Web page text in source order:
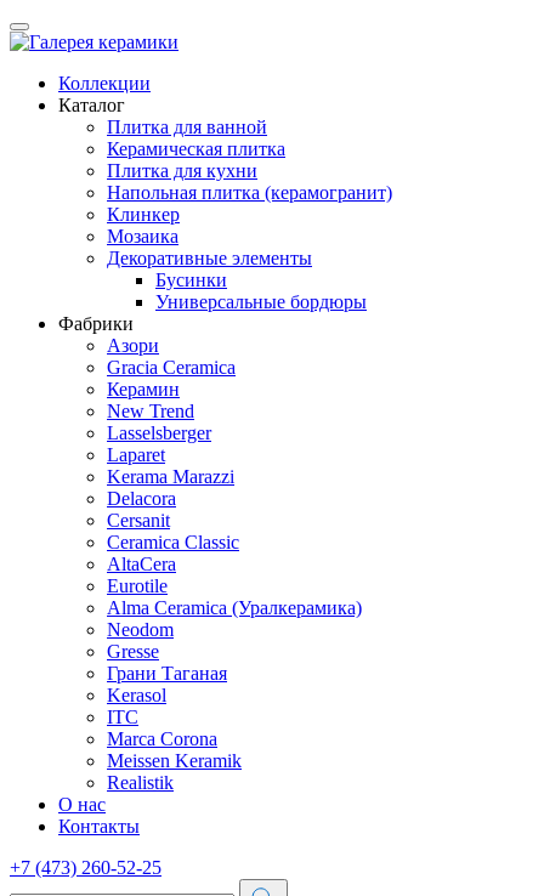
Коллекции
Каталог
Плитка для ванной
Керамическая плитка
Плитка для кухни
Напольная плитка (керамогранит)
Клинкер
Мозаика
Декоративные элементы
Бусинки
Универсальные бордюры
Фабрики
Азори
Gracia Ceramica
Керамин
New Trend
Lasselsberger
Laparet
Kerama Marazzi
Delacora
Cersanit
Ceramica Classic
AltaCera
Eurotile
Alma Ceramica (Уралкерамика)
Neodom
Gresse
Грани Таганая
Kerasol
ITC
Marca Corona
Meissen Keramik
Realistik
О нас
Контакты
+7 (473) 260-52-25